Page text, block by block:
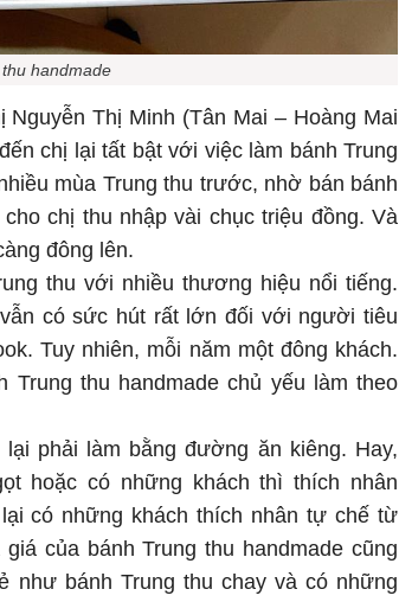
handmade
Thị Minh (Tân Mai – Hoàng Mai
chị lại tất bật với việc làm bánh Trung
mùa Trung thu trước, nhờ bán bánh
chị thu nhập vài chục triệu đồng. Và
đông lên.
thu với nhiều thương hiệu nổi tiếng.
có sức hút rất lớn đối với người tiêu
Tuy nhiên, mỗi năm một đông khách.
thu handmade chủ yếu làm theo
phải làm bằng đường ăn kiêng. Hay,
hoặc có những khách thì thích nhân
có những khách thích nhân tự chế từ
của bánh Trung thu handmade cũng
như bánh Trung thu chay và có những